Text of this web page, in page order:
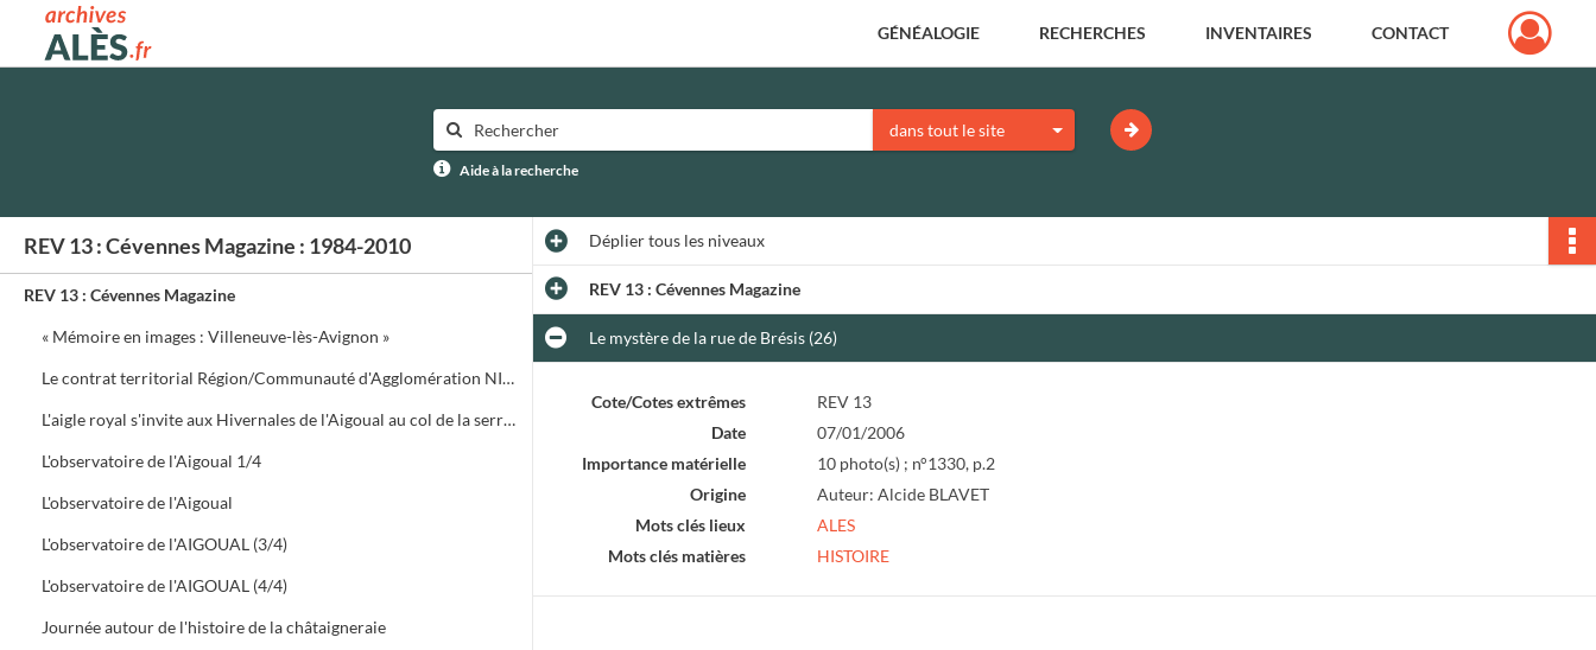
Archives municipales d'Alès GÉNÉALOGIE RECHERCHES INVENTAIRES CONTACT
dans tout le site
Aide à la recherche
REV 13 : Cévennes Magazine : 1984-2010
REV 13 : Cévennes Magazine
« Mémoire en images : Villeneuve-lès-Avignon »
Le contrat territorial Région/Communauté d'Agglomération NIMES Métropole
L'aigle royal s'invite aux Hivernales de l'Aigoual au col de la serreyrède. Programme de la journée
L'observatoire de l'Aigoual 1/4
L'observatoire de l'Aigoual
L'observatoire de l'AIGOUAL (3/4)
L'observatoire de l'AIGOUAL (4/4)
Journée autour de l'histoire de la châtaigneraie
Dépliertous les niveaux
REV 13 : Cévennes Magazine
Le mystère de la rue de Brésis (26)
Cote/Cotes extrêmes
REV 13
Date
07/01/2006
Importance matérielle
10 photo(s) ; n°1330, p.2
Origine
Auteur: Alcide BLAVET
Mots clés lieux
ALES
Mots clés matières
HISTOIRE